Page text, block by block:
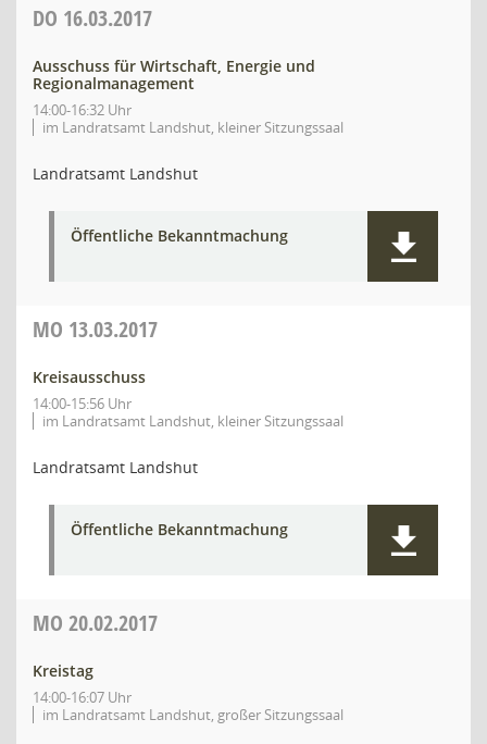
DO 16.03.2017
Ausschuss für Wirtschaft, Energie und
Regionalmanagement
14:00-16:32 Uhr
im Landratsamt Landshut, kleiner Sitzungssaal
Landratsamt Landshut
Öffentliche Bekanntmachung
MO 13.03.2017
Kreisausschuss
14:00-15:56 Uhr
im Landratsamt Landshut, kleiner Sitzungssaal
Landratsamt Landshut
Öffentliche Bekanntmachung
MO 20.02.2017
Kreistag
14:00-16:07 Uhr
im Landratsamt Landshut, großer Sitzungssaal